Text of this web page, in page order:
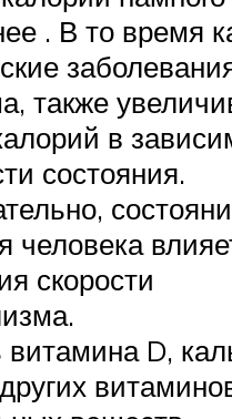
. В то время
также
в
состояния.
человека
скорости
витамина D,